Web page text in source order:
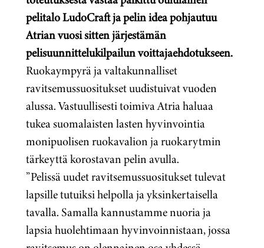
pelitalo LudoCraft ja pelin idea pohjautuu
Atrian vuosi sitten järjestämän
pelisuunnittelukilpailun voittajaehdotukseen.
Ruokaympyrä ja valtakunnalliset
ravitsemussuositukset uudistuivat vuoden
alussa. Vastuullisesti toimiva Atria haluaa
tukea suomalaisten lasten hyvinvointia
monipuolisen ruokavalion ja ruokarytmin
tärkeyttä korostavan pelin avulla.
”Pelissä uudet ravitsemussuositukset tulevat
lapsille tutuiksi helpolla ja yksinkertaisella
tavalla. Samalla kannustamme nuoria ja
lapsia huolehtimaan hyvinvoinnistaan, jossa